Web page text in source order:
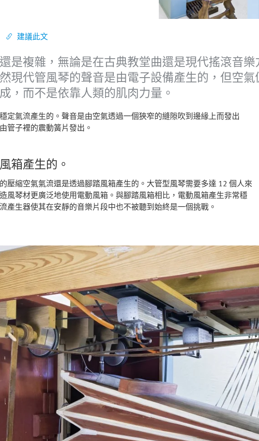
建議此文
是複雜，無論是在古典教堂曲還是現代搖滾音
現代管風琴的聲音是由電子設備產生的，但空
，而不是依靠人類的肌肉力量。
定氣流產生的。聲音是由空氣透過一個狹窄的縫隙吹到邊緣上而發出
管子裡的震動簧片發出。
箱產生的。
壓縮空氣氣流還是透過腳踏風箱產生的。大管型風琴需要多達 12 個人來
風琴材更廣泛地使用電動風箱。與腳踏風箱相比，電動風箱產生非常穩
產生器使其在安靜的音樂片段中也不被聽到始終是一個挑戰。